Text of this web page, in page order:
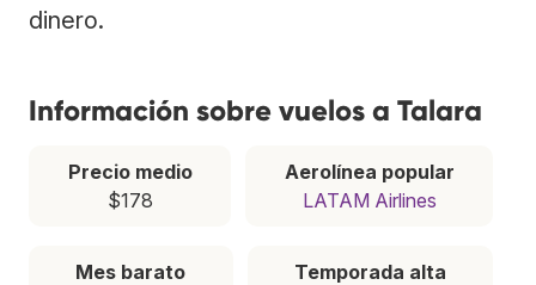
dinero.
Información sobre vuelos a Talara
Precio medio
$178
Aerolínea popular
LATAM Airlines
Mes barato
Temporada alta